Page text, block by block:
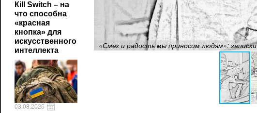
Кill Switch – на
что способна
«красная
кнопка» для
искусственного
интеллекта
03.08.2026
«Смех и радость мы приносим людям»: